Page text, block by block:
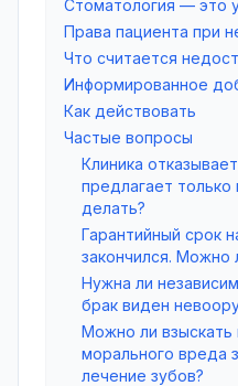
Стоматология — это
Права пациента при
Что считается
Информированное
Как действовать
Частые вопросы
Клиника
предлагает
делать?
Гарантийный срок
закончился. Можно
Нужна ли
брак виден
Можно ли
морального вреда
лечение зубов?